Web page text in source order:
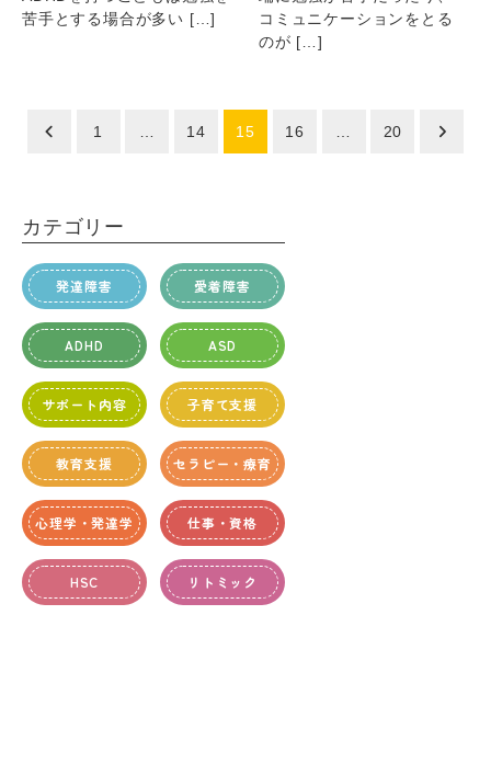
苦手とする場合が多い […]
コミュニケーションをとる
のが […]
投
ペ
ー
ジ
送
り
1 … 14 15 16 … 20
カテゴリー
発達障害 愛着障害
ADHD ASD
サポート内容 子育て支援
教育支援 セラピー・療育
心理学・発達学 仕事・資格
HSC リトミック